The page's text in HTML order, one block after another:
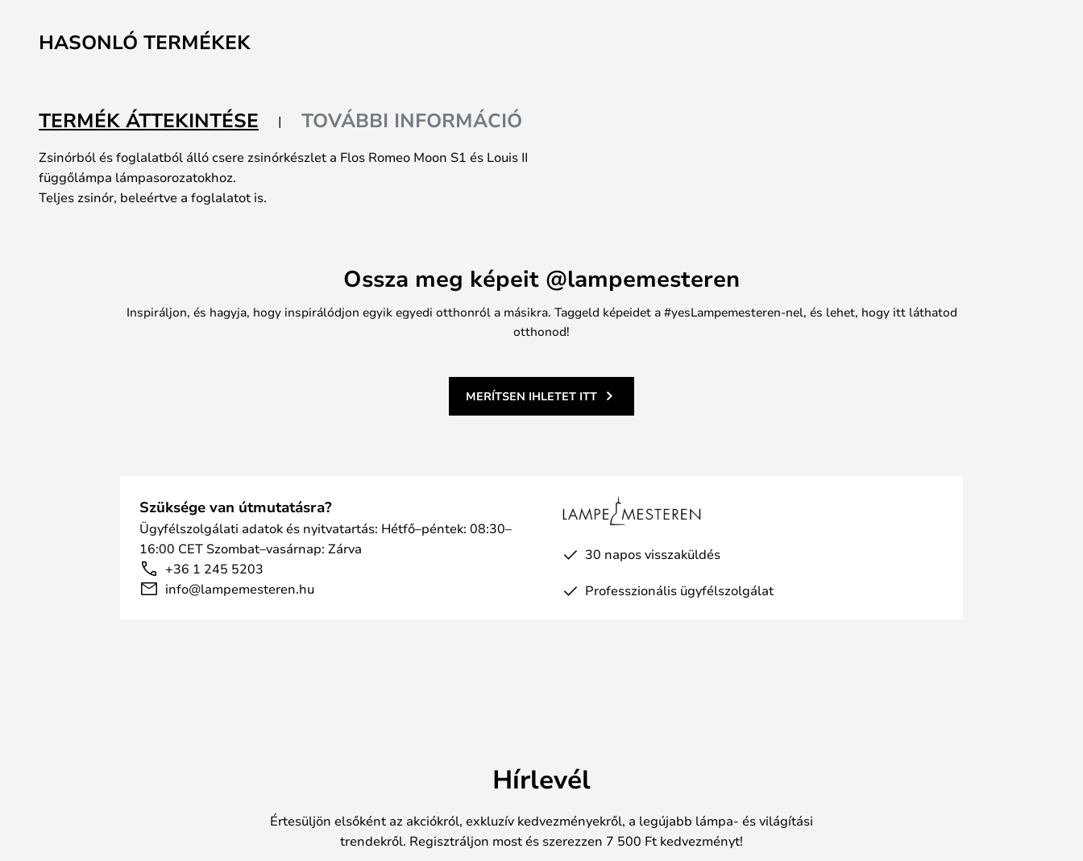
képgaléria
HASONLÓ TERMÉKEK
TERMÉK ÁTTEKINTÉSE TOVÁBBI INFORMÁCIÓ
Zsinórból és foglalatból álló csere zsinórkészlet a Flos Romeo Moon S1 és Louis II
függőlámpa lámpasorozatokhoz.
Teljes zsinór, beleértve a foglalatot is.
Ossza meg képeit @lampemesteren
Inspiráljon, és hagyja, hogy inspirálódjon egyik egyedi otthonról a másikra. Taggeld képeidet a #yesLampemesteren-nel, és lehet, hogy itt láthatod
otthonod!
MERÍTSEN IHLETET ITT
Szüksége van útmutatásra?
Ügyfélszolgálati adatok és nyitvatartás: Hétfő–péntek: 08:30–
16:00 CET Szombat–vasárnap: Zárva
+36 1 245 5203
info@lampemesteren.hu
30 napos visszaküldés
Professzionális ügyfélszolgálat
Hírlevél
Értesüljön elsőként az akciókról, exkluzív kedvezményekről, a legújabb lámpa- és világítási
trendekről. Regisztráljon most és szerezzen 7 500 Ft kedvezményt!